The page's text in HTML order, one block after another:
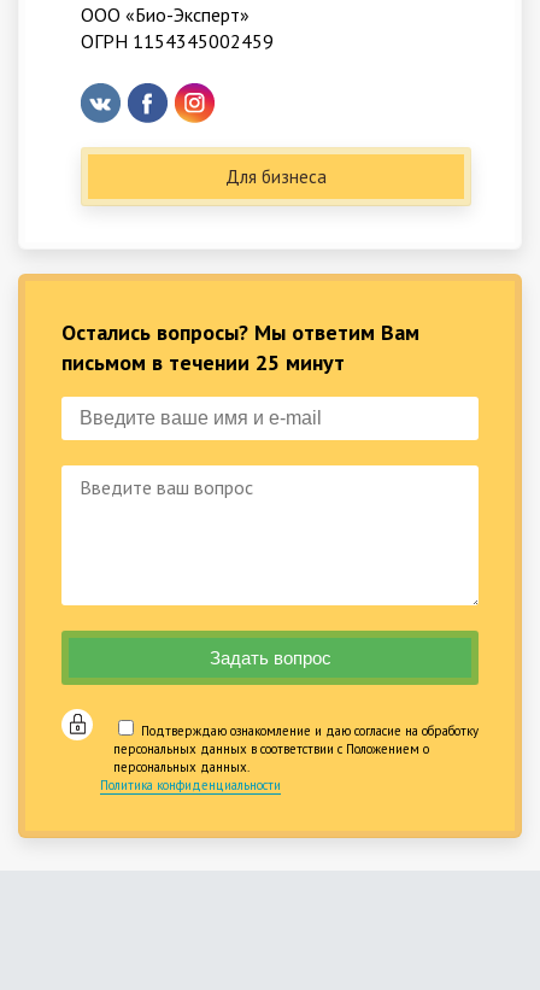
ООО «Био-Эксперт»
ОГРН 1154345002459
Для бизнеса
Остались вопросы? Мы ответим Вам
письмом в течении 25 минут
Подтверждаю ознакомление и даю согласие на обработку
персональных данных в соответствии с Положением о
персональных данных.
Политика конфиденциальности